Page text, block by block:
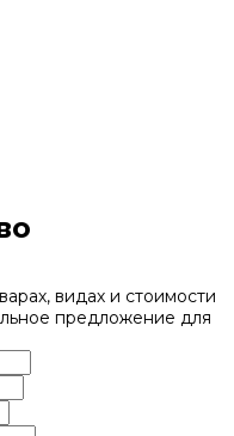
видах и стоимости
предложение для